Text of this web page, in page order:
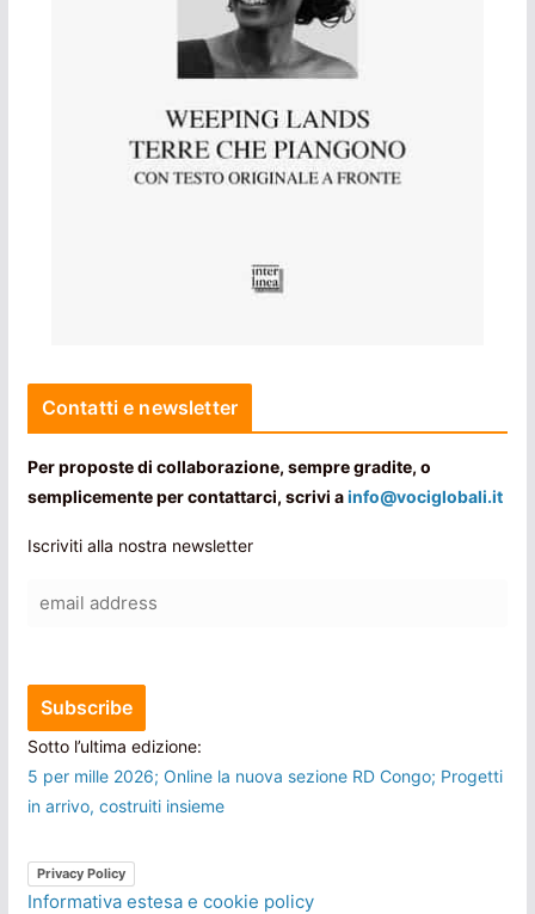
Contatti e newsletter
Per proposte di collaborazione, sempre gradite, o
semplicemente per contattarci, scrivi ainfo@vociglobali.it
Iscriviti alla nostra newsletter
Sotto l’ultima edizione:
5 per mille 2026; Online la nuova sezione RD Congo; Progetti
in arrivo, costruiti insieme
Privacy Policy
Informativa estesa e cookie policy